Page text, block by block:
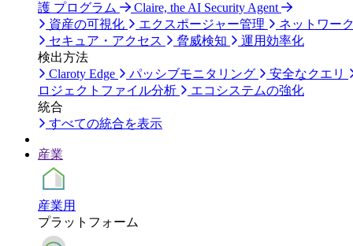
護 プログラム
Claire, the AI Security Agent
資産の可視化
エクスポージャー管理
ネットワー
セキュア・アクセス
脅威検知
運用効率化
検出方法
Claroty Edge
パッシブモニタリング
安全なクエリ
ロジェクトファイル分析
エコシステムの強化
統合
すべての統合を表示
産業
産業用
プラットフォーム